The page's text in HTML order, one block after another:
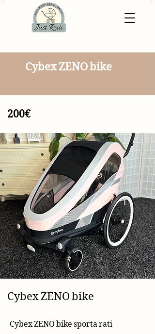
Cybex ZENO bike
200€
Cybex ZENO bike
Cybex ZENO bike sporta rati